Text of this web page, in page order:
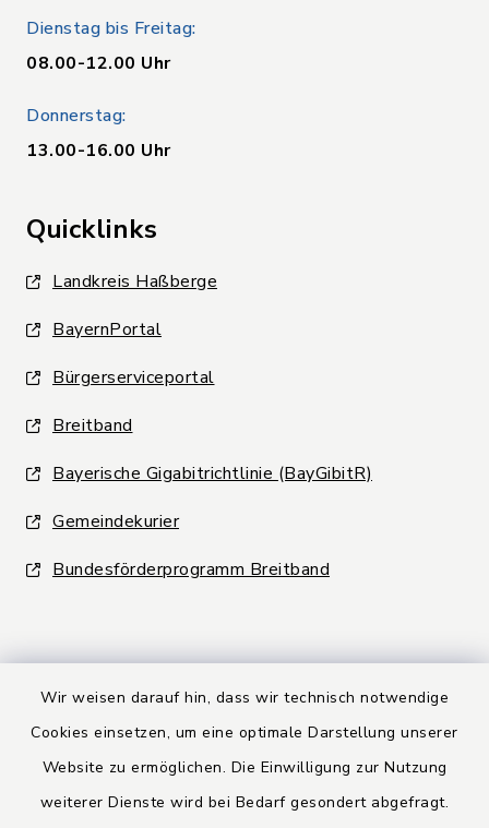
Wir weisen darauf hin, dass wir technisch notwendige
Cookies einsetzen, um eine optimale Darstellung unserer
Website zu ermöglichen. Die Einwilligung zur Nutzung
weiterer Dienste wird bei Bedarf gesondert abgefragt.
Dienstag bis Freitag:
08.00-12.00 Uhr
Donnerstag:
13.00-16.00 Uhr
Quicklinks
Landkreis Haßberge
BayernPortal
Bürgerserviceportal
Breitband
Bayerische Gigabitrichtlinie (BayGibitR)
Gemeindekurier
Bundesförderprogramm Breitband
Kontakt